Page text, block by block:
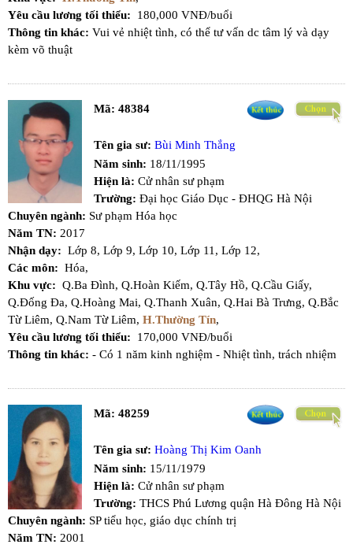
Yêu cầu lương tối thiểu:
180,000 VNĐ/buổi
Thông tin khác: Vui vẻ nhiệt tình, có thể tư vấn dc tâm lý và dạy
kèm võ thuật
Mã: 48384
Tên gia sư: Bùi Minh Thắng
Năm sinh: 18/11/1995
Hiện là: Cử nhân sư phạm
Trường: Đại học Giáo Dục - ĐHQG Hà Nội
Chuyên ngành: Sư phạm Hóa học
Năm TN: 2017
Nhận dạy: Lớp 8, Lớp 9, Lớp 10, Lớp 11, Lớp 12,
Các môn: Hóa,
Khu vực: Q.Ba Đình, Q.Hoàn Kiếm, Q.Tây Hồ, Q.Cầu Giấy,
Q.Đống Đa, Q.Hoàng Mai, Q.Thanh Xuân, Q.Hai Bà Trưng, Q.Bắc
Từ Liêm, Q.Nam Từ Liêm, H.Thường Tín,
Yêu cầu lương tối thiểu:
170,000 VNĐ/buổi
Thông tin khác: - Có 1 năm kinh nghiệm - Nhiệt tình, trách nhiệm
Mã: 48259
Tên gia sư: Hoàng Thị Kim Oanh
Năm sinh: 15/11/1979
Hiện là: Cử nhân sư phạm
Trường: THCS Phú Lương quận Hà Đông Hà Nội
Chuyên ngành: SP tiểu học, giáo dục chính trị
Năm TN: 2001